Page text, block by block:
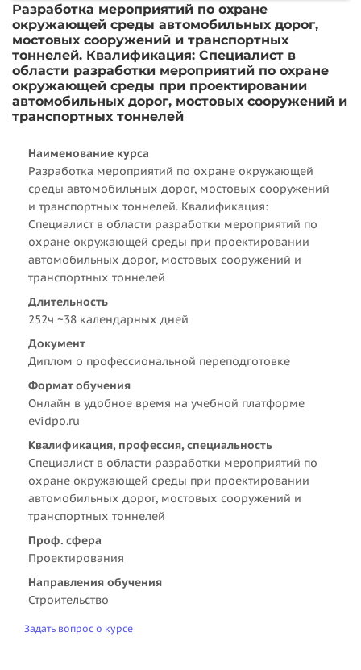
Разработка мероприятий по охране
окружающей среды автомобильных дорог,
мостовых сооружений и транспортных
тоннелей. Квалификация: Специалист в
области разработки мероприятий по охране
окружающей среды при проектировании
автомобильных дорог, мостовых сооружений и
транспортных тоннелей
Наименование курса
Разработка мероприятий по охране окружающей
среды автомобильных дорог, мостовых сооружений
и транспортных тоннелей. Квалификация:
Специалист в области разработки мероприятий по
охране окружающей среды при проектировании
автомобильных дорог, мостовых сооружений и
транспортных тоннелей
Длительность
252ч ~38 календарных дней
Документ
Диплом о профессиональной переподготовке
Формат обучения
Онлайн в удобное время на учебной платформе
evidpo.ru
Квалификация, профессия, специальность
Специалист в области разработки мероприятий по
охране окружающей среды при проектировании
автомобильных дорог, мостовых сооружений и
транспортных тоннелей
Проф. сфера
Проектирования
Направления обучения
Строительство
Задать вопрос о курсе